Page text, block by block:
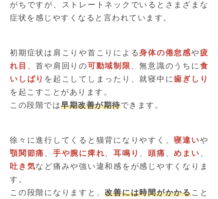
がちですが、ストレートネックでいるとさまざまな
症状を感じやすくなると言われています。
初期症状は肩こりや首こりによる身体の倦怠感や疲
れ目
、首や肩回りの可動域制限 、無意識のうちに 食
いしばり を起こしてしまったり、就寝中に歯ぎしり
を起こすことがあります。
この段階では早期改善が期待できます。
徐々に進行してくると猫背になりやすく、寝違いや
顎関節痛
手や腕に痺れ 耳鳴り 頭痛 、めまい
吐き気など痛みや強い違和感をが感じやすくなりま
す。
この段階になりますと、改善には時間がかかること